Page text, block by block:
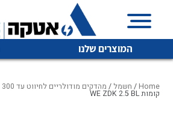
המוצרים שלנו
Home
/ חשמל / מהדקים מודולריים לחיווט עד 300 ממ"ר
קומות WE ZDK 2.5 BL